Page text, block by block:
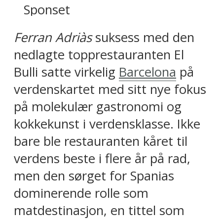
Sponset
Ferran Adriàssuksess med den
nedlagte topprestauranten El
Bulli satte virkelig Barcelona på
verdenskartet med sitt nye fokus
på molekulær gastronomi og
kokkekunst i verdensklasse. Ikke
bare ble restauranten kåret til
verdens beste i flere år på rad,
men den sørget for Spanias
dominerende rolle som
matdestinasjon, en tittel som